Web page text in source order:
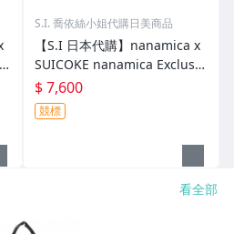
S.I. 喬依絲小姐代購日美商品
【S.I 日本代購】nanamica x
SUICOKE nanamica Exclusiv
e FL Slides
$ 7,600
競標
看全部